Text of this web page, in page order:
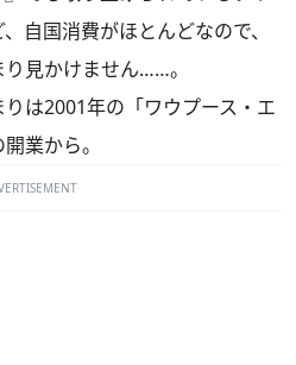
自国消費がほとんどなので、
見かけません……。
は2001年の「ワウプース・エ
開業から。